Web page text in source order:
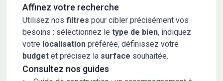
Affinez votre recherche
Utilisez nos filtres pour cibler précisément vos
besoins : sélectionnez le type de bien, indiquez
votre localisation préférée, définissez votre
budget et précisez la surface souhaitée.
Consultez nos guides